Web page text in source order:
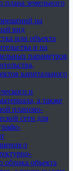
плана земельного
на
вид
или объекта
и на
параметров
капитального
и
а также
планово-
сети для
о
облика объекта